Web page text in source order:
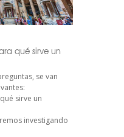
qué sirve un
se van
sirve un
investigando